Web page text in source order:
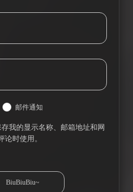
邮件通知
我的显示名称、邮箱地址和网
论时使用。